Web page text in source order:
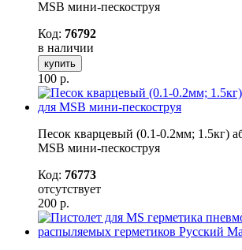
MSB мини-пескоструя
Код: 76792
в наличии
купить
100 р.
Песок кварцевый (0.1-0.2мм; 1.5кг)
MSB мини-пескоструя
Код: 76773
отсутствует
200 р.